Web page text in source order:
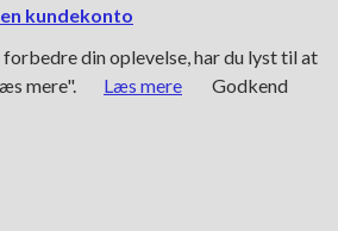
kundekonto
din oplevelse, har du lyst til at
mere".
Læs mere Godkend